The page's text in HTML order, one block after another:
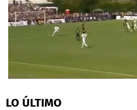
of
2
LO ÚLTIMO